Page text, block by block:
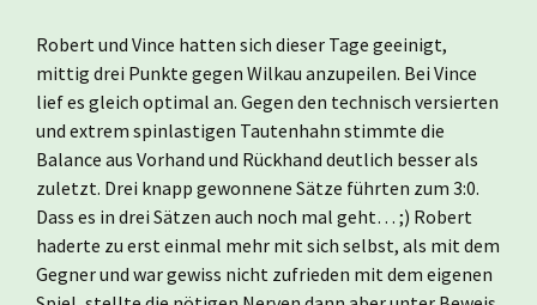
Robert und Vince hatten sich dieser Tage geeinigt,
mittig drei Punkte gegen Wilkau anzupeilen. Bei Vince
lief es gleich optimal an. Gegen den technisch versierten
und extrem spinlastigen Tautenhahn stimmte die
Balance aus Vorhand und Rückhand deutlich besser als
zuletzt. Drei knapp gewonnene Sätze führten zum 3:0.
Dass es in drei Sätzen auch noch mal geht… ;) Robert
haderte zu erst einmal mehr mit sich selbst, als mit dem
Gegner und war gewiss nicht zufrieden mit dem eigenen